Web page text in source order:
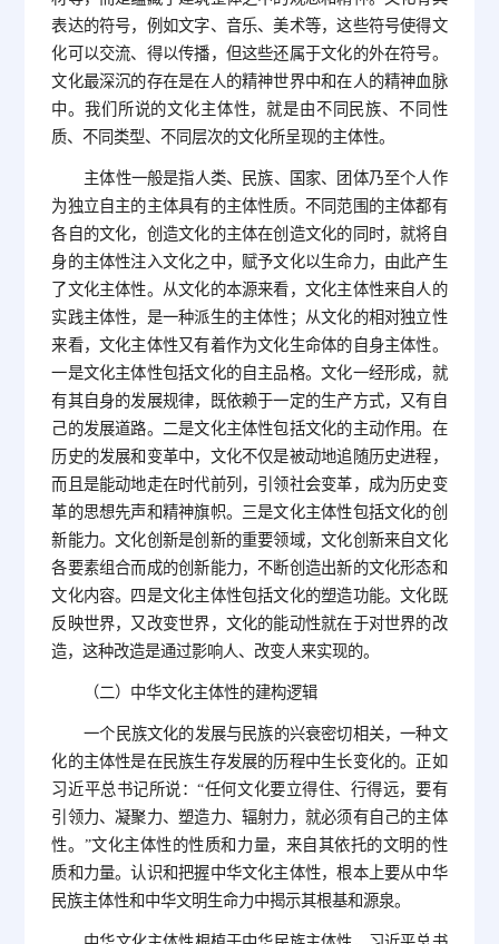
表达的符号，例如文字、音乐、美术等，这些符号使得文
化可以交流、得以传播，但这些还属于文化的外在符号。
文化最深沉的存在是在人的精神世界中和在人的精神血脉
中。我们所说的文化主体性，就是由不同民族、不同性
质、不同类型、不同层次的文化所呈现的主体性。
主体性一般是指人类、民族、国家、团体乃至个人作
为独立自主的主体具有的主体性质。不同范围的主体都有
各自的文化，创造文化的主体在创造文化的同时，就将自
身的主体性注入文化之中，赋予文化以生命力，由此产生
了文化主体性。从文化的本源来看，文化主体性来自人的
实践主体性，是一种派生的主体性；从文化的相对独立性
来看，文化主体性又有着作为文化生命体的自身主体性。
一是文化主体性包括文化的自主品格。文化一经形成，就
有其自身的发展规律，既依赖于一定的生产方式，又有自
己的发展道路。二是文化主体性包括文化的主动作用。在
历史的发展和变革中，文化不仅是被动地追随历史进程，
而且是能动地走在时代前列，引领社会变革，成为历史变
革的思想先声和精神旗帜。三是文化主体性包括文化的创
新能力。文化创新是创新的重要领域，文化创新来自文化
各要素组合而成的创新能力，不断创造出新的文化形态和
文化内容。四是文化主体性包括文化的塑造功能。文化既
反映世界，又改变世界，文化的能动性就在于对世界的改
造，这种改造是通过影响人、改变人来实现的。
（二）中华文化主体性的建构逻辑
一个民族文化的发展与民族的兴衰密切相关，一种文
化的主体性是在民族生存发展的历程中生长变化的。正如
习近平总书记所说：“任何文化要立得住、行得远，要有
引领力、凝聚力、塑造力、辐射力，就必须有自己的主体
性。”文化主体性的性质和力量，来自其依托的文明的性
质和力量。认识和把握中华文化主体性，根本上要从中华
民族主体性和中华文明生命力中揭示其根基和源泉。